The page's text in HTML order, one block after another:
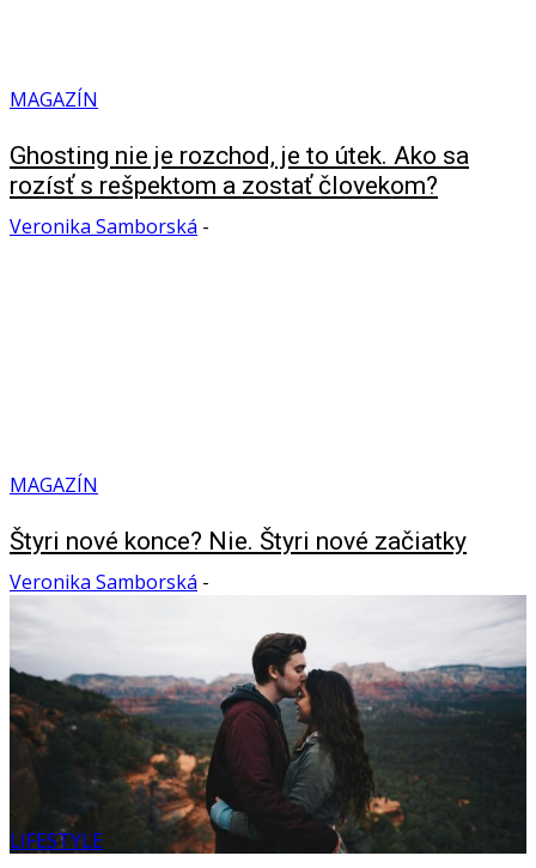
MAGAZÍN
Ghosting nie je rozchod, je to útek. Ako sa
rozísť s rešpektom a zostať človekom?
Veronika Samborská -
MAGAZÍN
Štyri nové konce? Nie. Štyri nové začiatky
Veronika Samborská -
LIFESTYLE